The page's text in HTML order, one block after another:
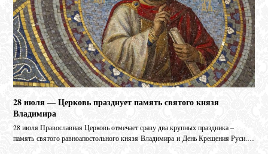
28 июля — Церковь празднует память святого князя
Владимира
28 июля Православная Церковь отмечает сразу два крупных праздника –
память святого равноапостольного князя Владимира и День Крещения Руси.…